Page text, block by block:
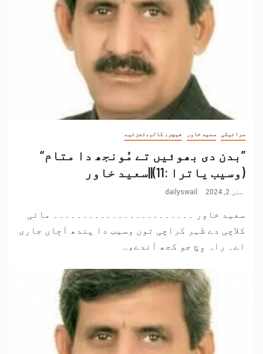
سرائیکی سعید خاور فیچر، کالم،تجزئیے
”بدن دی بھوئیں تے مُونجھ دا متام“
(وسیب یاترا :11)||سعید خاور
مئی 2, 2024 dailyswail
سعید خاور ۔۔۔۔۔۔۔۔۔۔۔۔۔۔۔۔۔۔۔۔۔۔۔۔ مائی
کلاچی دے شَہر کراچی توں وسیب دا پندھ اَڄاں جاری
اے۔ راہ وِچ جو کجھ آندے،...